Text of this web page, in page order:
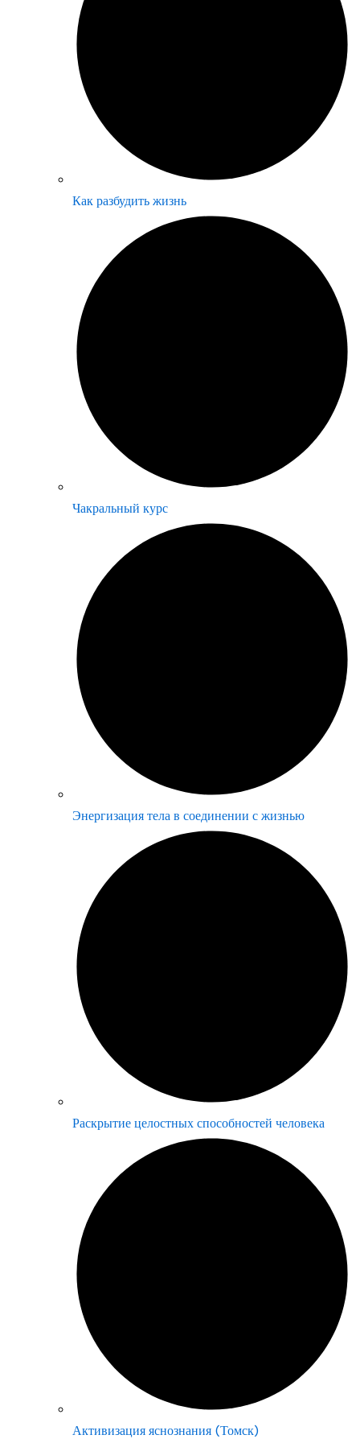
Как разбудить жизнь
Чакральный курс
Энергизация тела в соединении с жизнью
Раскрытие целостных способностей человека
Активизация яснознания (Томск)